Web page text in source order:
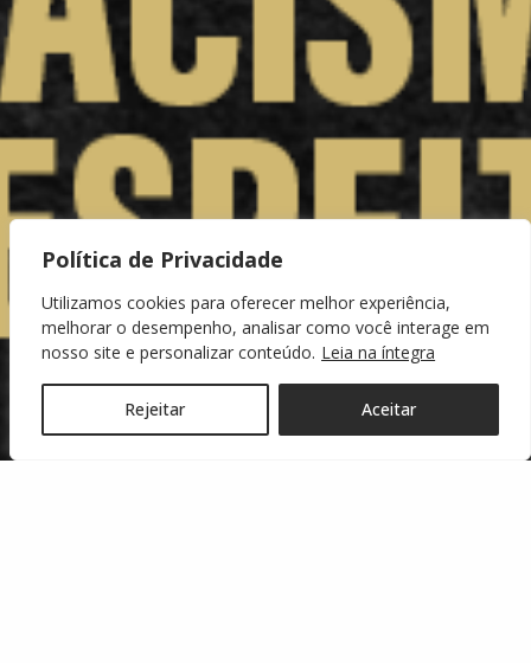
Política de Privacidade
Utilizamos cookies para oferecer melhor experiência,
melhorar o desempenho, analisar como você interage em
nosso site e personalizar conteúdo. Leia na íntegra
Rejeitar Aceitar